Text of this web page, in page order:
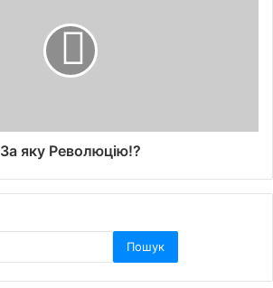
За яку Революцію!?
Пошук